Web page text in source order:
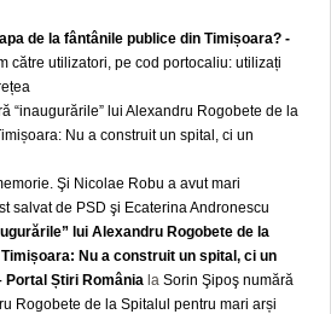
de la fântânile publice din Timișoara? -
către utilizatori, pe cod portocaliu: utilizați
“inaugurările” lui Alexandru Rogobete de la
Nu a construit un spital, ci un
Şi Nicolae Robu a avut mari
salvat de PSD şi Ecaterina Andronescu
lui Alexandru Rogobete de la
Nu a construit un spital, ci un
Știri România la Sorin Şipoş numără
Rogobete de la Spitalul pentru mari arși